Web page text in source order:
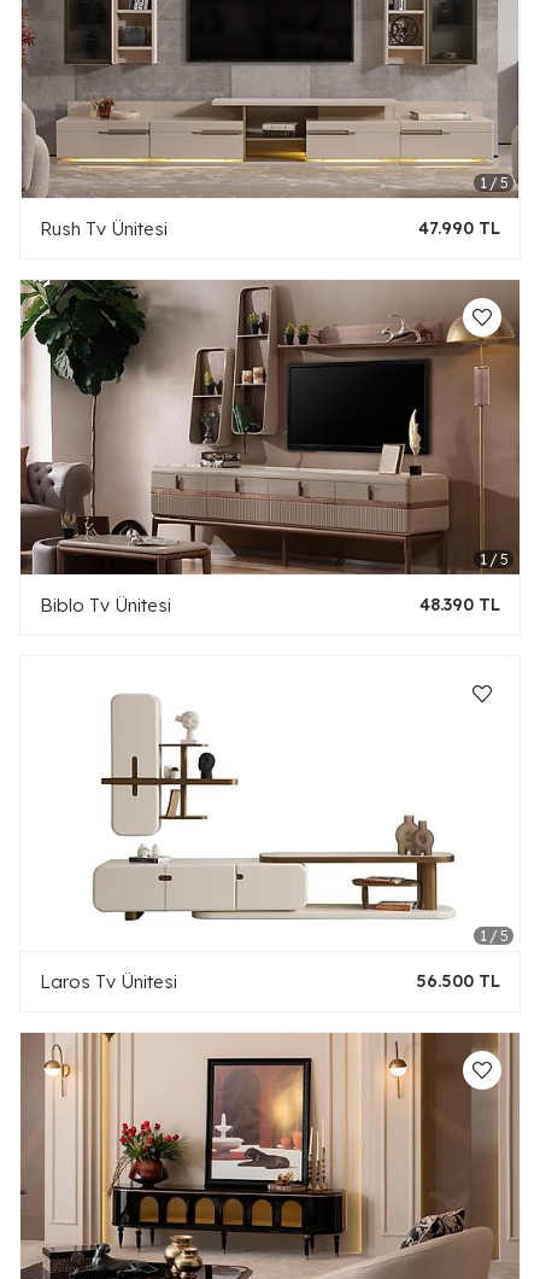
Rush Tv Ünitesi 47.990 TL
Biblo Tv Ünitesi 48.390 TL
Laros Tv Ünitesi 56.500 TL